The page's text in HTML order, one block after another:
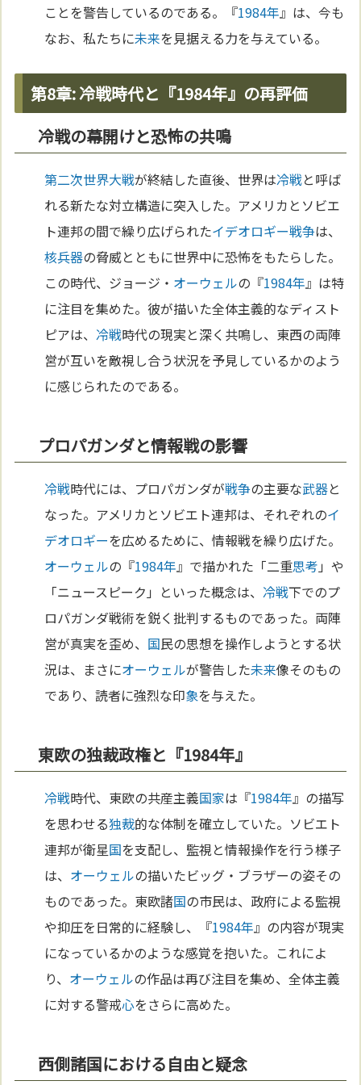
ことを警告しているのである。『1984年』は、今も
なお、私たちに未来を見据える力を与えている。
第8章: 冷戦時代と『1984年』の再評価
冷戦の幕開けと恐怖の共鳴
第二次世界大戦が終結した直後、世界は冷戦と呼ば
れる新たな対立構造に突入した。アメリカとソビエ
ト連邦の間で繰り広げられたイデオロギー戦争は、
核兵器の脅威とともに世界中に恐怖をもたらした。
この時代、ジョージ・ オーウェルの『1984年』は特
に注目を集めた。彼が描いた全体主義的なディスト
ピアは、冷戦時代の現実と深く共鳴し、東西の両陣
営が互いを敵視し合う状況を予見しているかのよう
に感じられたのである。
プロパガンダと情報戦の影響
冷戦時代には、プロパガンダが戦争の主要な武器と
なった。アメリカとソビエト連邦は、それぞれのイ
デオロギーを広めるために、情報戦を繰り広げた。
オーウェルの『1984年』で描かれた「二重思考 」や
「ニュースピーク」といった概念は、冷戦下でのプ
ロパガンダ戦術を鋭く批判するものであった。両陣
営が真実を歪め、 国民の思想を操作しようとする状
況は、まさにオーウェルが警告した未来像そのもの
であり、読者に強烈な印象を与えた。
東欧の独裁政権と『1984年』
冷戦時代、東欧の共産主義国家は『1984年』の描写
を思わせる独裁的な体制を確立していた。ソビエト
連邦が衛星国を支配し、監視と情報操作を行う様子
は、 オーウェルの描いたビッグ・ブラザーの姿その
ものであった。東欧諸国の市民は、政府による監視
や抑圧を日常的に経験し、『1984年』の内容が現実
になっているかのような感覚を抱いた。これによ
り、 オーウェルの作品は再び注目を集め、全体主義
に対する警戒心をさらに高めた。
西側諸国における自由と疑念